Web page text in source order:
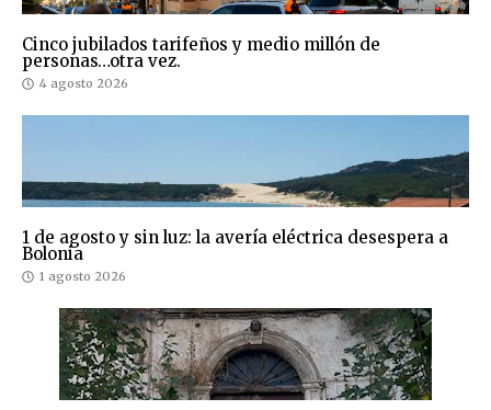
Cinco jubilados tarifeños y medio millón de
personas…otra vez.
4 agosto 2026
1 de agosto y sin luz: la avería eléctrica desespera a
Bolonia
1 agosto 2026